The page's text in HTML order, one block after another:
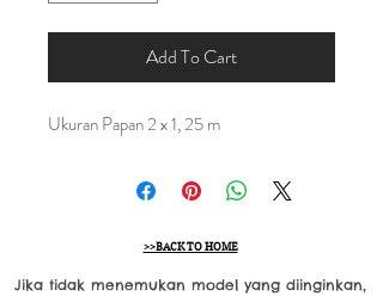
Add To Cart
Ukuran Papan 2 x 1, 25 m
>>BACK TO HOME
Jika tidak menemukan model yang diinginkan,